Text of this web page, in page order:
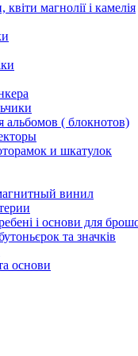
магнолії і камелія
альбомов ( блокнотов)
и шкатулок
винил
і основи для
та значків
основи